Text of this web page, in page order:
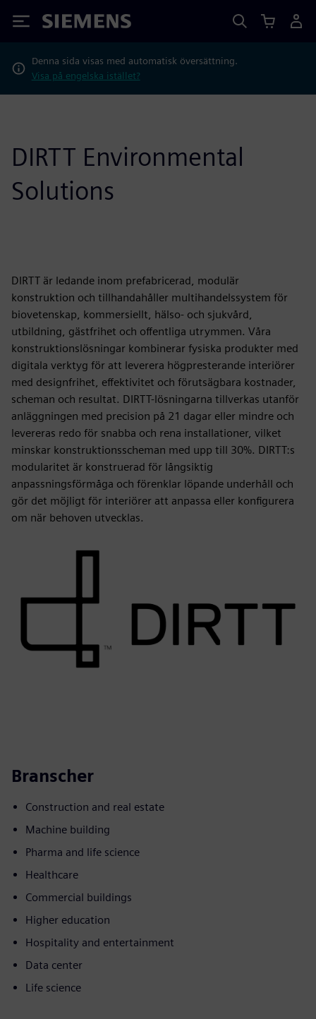
Siemens
Denna sida visas med automatisk översättning.
Visa på engelska istället?
DIRTT Environmental
Solutions
DIRTT är ledande inom prefabricerad, modulär
konstruktion och tillhandahåller multihandelssystem för
biovetenskap, kommersiellt, hälso- och sjukvård,
utbildning, gästfrihet och offentliga utrymmen. Våra
konstruktionslösningar kombinerar fysiska produkter med
digitala verktyg för att leverera högpresterande interiörer
med designfrihet, effektivitet och förutsägbara kostnader,
scheman och resultat. DIRTT-lösningarna tillverkas utanför
anläggningen med precision på 21 dagar eller mindre och
levereras redo för snabba och rena installationer, vilket
minskar konstruktionsscheman med upp till 30%. DIRTT:s
modularitet är konstruerad för långsiktig
anpassningsförmåga och förenklar löpande underhåll och
gör det möjligt för interiörer att anpassa eller konfigurera
om när behoven utvecklas.
Branscher
Construction and real estate
Machine building
Pharma and life science
Healthcare
Commercial buildings
Higher education
Hospitality and entertainment
Data center
Life science